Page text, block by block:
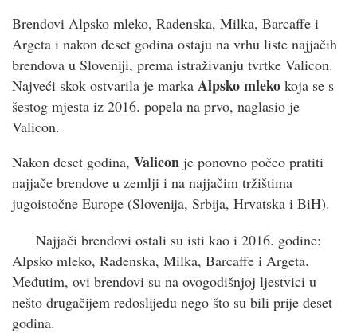
Brendovi Alpsko mleko, Radenska, Milka, Barcaffe i
Argeta i nakon deset godina ostaju na vrhu liste najjačih
brendova u Sloveniji, prema istraživanju tvrtke Valicon.
Najveći skok ostvarila je marka Alpsko mleko koja se s
šestog mjesta iz 2016. popela na prvo, naglasio je
Valicon.
Nakon deset godina, Valicon je ponovno počeo pratiti
najjače brendove u zemlji i na najjačim tržištima
jugoistočne Europe (Slovenija, Srbija, Hrvatska i BiH).
Najjači brendovi ostali su isti kao i 2016. godine:
Alpsko mleko, Radenska, Milka, Barcaffe i Argeta.
Međutim, ovi brendovi su na ovogodišnjoj ljestvici u
nešto drugačijem redoslijedu nego što su bili prije deset
godina.